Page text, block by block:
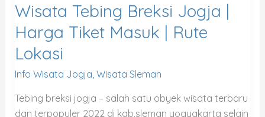
Wisata Tebing Breksi Jogja |
Harga Tiket Masuk | Rute
Lokasi
Info Wisata Jogja, Wisata Sleman
Tebing breksi jogja – salah satu obyek wisata terbaru
dan terpopuler 2022 di kab.sleman yogyakarta selain